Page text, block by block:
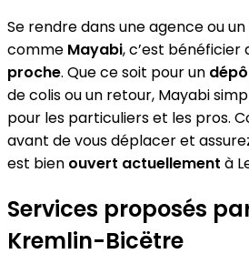
Se rendre dans une agence ou un
comme Mayabi, c’est bénéficier
proche. Que ce soit pour un
de colis ou un retour, Mayabi
pour les particuliers et les pros.
avant de vous déplacer et
est bien ouvert actuellement à
Services proposés
Kremlin-Bicëtre